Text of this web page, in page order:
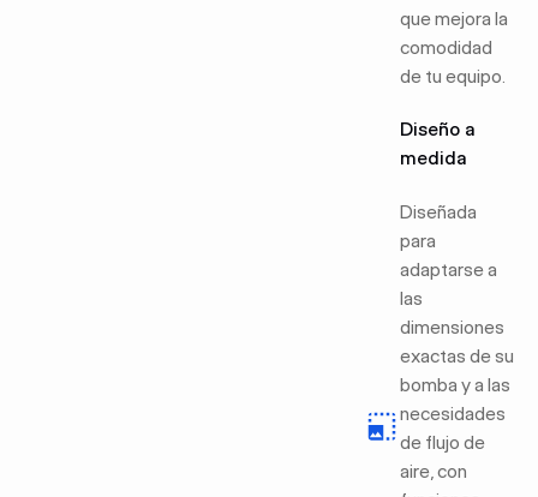
que mejora la
comodidad
de tu equipo.
Diseño a
medida
Diseñada
para
adaptarse a
las
dimensiones
exactas de su
bomba y a las
necesidades
de flujo de
aire, con